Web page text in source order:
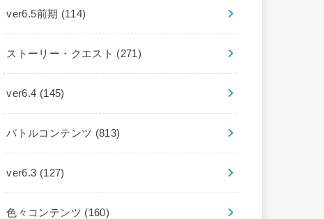
ver6.5前期 (114)
ストーリー・クエスト (271)
ver6.4 (145)
バトルコンテンツ (813)
ver6.3 (127)
色々コンテンツ (160)